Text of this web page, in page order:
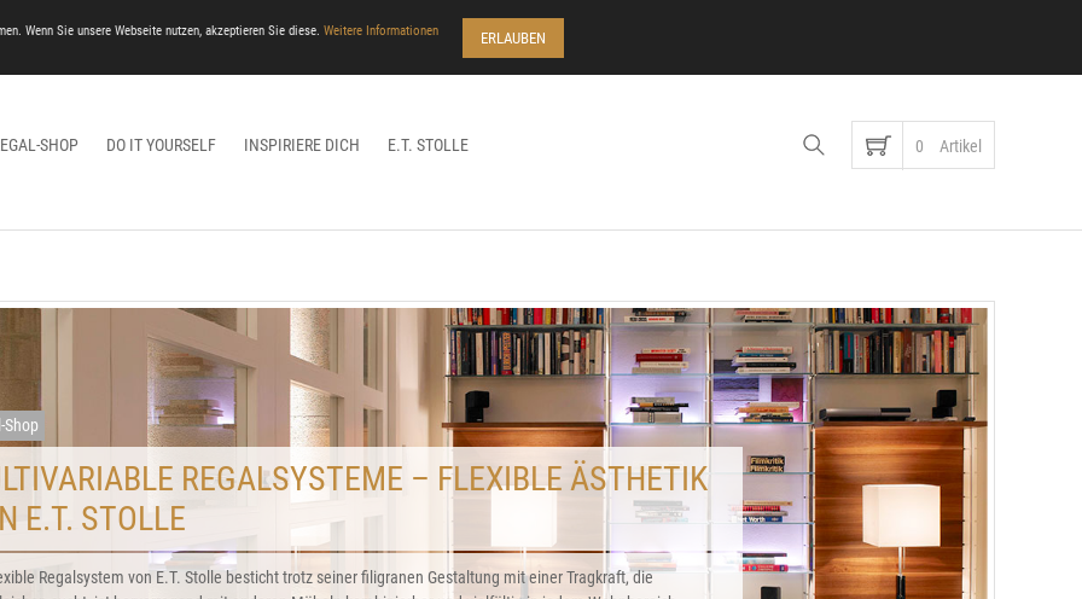
0 Artikel
SHOP DO IT YOURSELF INSPIRIERE DICH E.T. STOLLE
Shop
REGALSYSTEME – FLEXIBLE ÄSTHETIK
E.T. STOLLE
Regalsystem von E.T. Stolle besticht trotz seiner filigranen Gestaltung mit einer Tragkraft, die
Wenn Sie unsere Webseite nutzen, akzeptieren Sie diese. Weitere Informationen ERLAUBEN